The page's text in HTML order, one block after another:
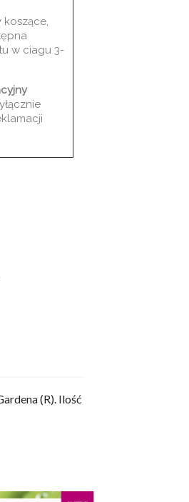
w ciagu 3-
(R). Ilość